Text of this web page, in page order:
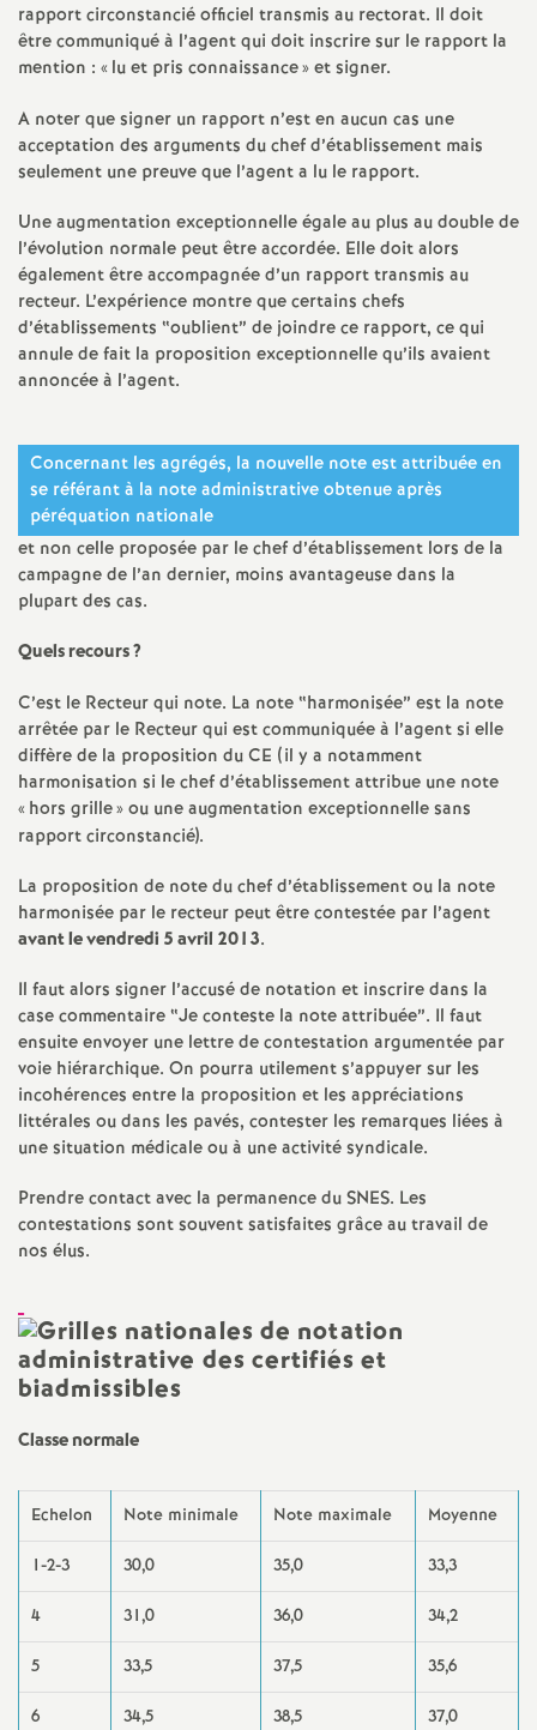
rapport circonstancié officiel transmis au rectorat. Il doit
être communiqué à l’agent qui doit inscrire sur le rapport la
mention : «lu et pris connaissance» et signer.
A noter que signer un rapport n’est en aucun cas une
acceptation des arguments du chef d’établissement mais
seulement une preuve que l’agent a lu le rapport.
Une augmentation exceptionnelle égale au plus au double de
l’évolution normale peut être accordée. Elle doit alors
également être accompagnée d’un rapport transmis au
recteur. L’expérience montre que certains chefs
d’établissements “oublient” de joindre ce rapport, ce qui
annule de fait la proposition exceptionnelle qu’ils avaient
annoncée à l’agent.
Concernant les agrégés, la nouvelle note est attribuée en
se référant à la note administrative obtenue après
péréquation nationale
et non celle proposée par le chef d’établissement lors de la
campagne de l’an dernier, moins avantageuse dans la
plupart des cas.
Quels recours?
C’est le Recteur qui note. La note “harmonisée” est la note
arrêtée par le Recteur qui est communiquée à l’agent si elle
diffère de la proposition du CE (il y a notamment
harmonisation si le chef d’établissement attribue une note
«hors grille» ou une augmentation exceptionnelle sans
rapport circonstancié).
La proposition de note du chef d’établissement ou la note
harmonisée par le recteur peut être contestée par l’agent
avant le vendredi 5 avril 2013.
Il faut alors signer l’accusé de notation et inscrire dans la
case commentaire “Je conteste la note attribuée”. Il faut
ensuite envoyer une lettre de contestation argumentée par
voie hiérarchique. On pourra utilement s’appuyer sur les
incohérences entre la proposition et les appréciations
littérales ou dans les pavés, contester les remarques liées à
une situation médicale ou à une activité syndicale.
Prendre contact avec la permanence du SNES. Les
contestations sont souvent satisfaites grâce au travail de
nos élus.
Classe normale
Echelon Note minimale Note maximale Moyenne
1-2-3 30,0 35,0 33,3
4 31,0 36,0 34,2
5 33,5 37,5 35,6
6 34,5 38,5 37,0